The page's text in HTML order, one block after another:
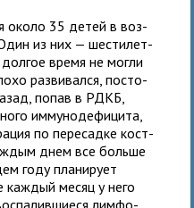
около 35 детей в воз­
из них — шести­лет­
время не могли
раз­ви­вался, посто­
попав в РДКБ,
имму­но­де­фи­цита,
по пере­садке кост­
днем все больше
году пла­ни­рует
каж­дый месяц у него
лим­фо­